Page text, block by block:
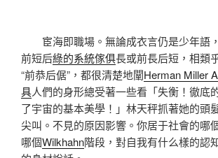
宦海即職場。無論成衣言仍是少年語
前短后綠的系統傢俱長或前長后短，相類
“前恭后倨”，都很清楚地闡Herman Miller
具人們的身形總受著一些看「失衡！徹底
了宇宙的基本美學！」林天秤抓著她的頭
尖叫。不見的原因影響。你居于社會的哪
哪個Wilkhahn階段，對自我有什么樣的認